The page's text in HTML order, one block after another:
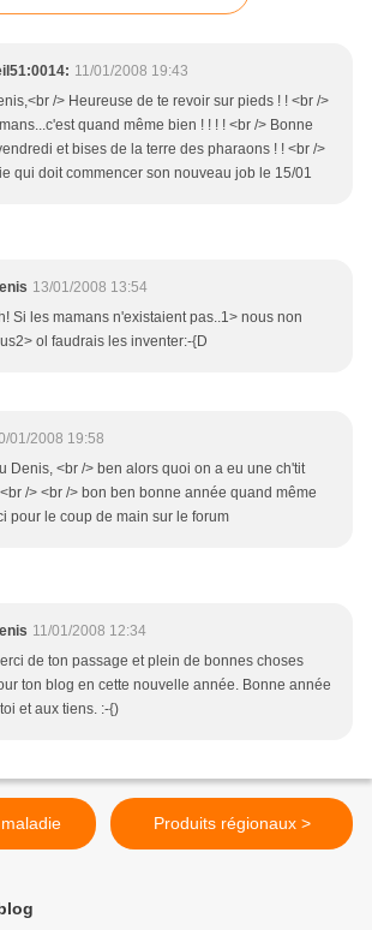
11/01/2008 19:43
/> Heureuse de te revoir sur pieds ! ! <br />
quand même bien ! ! ! ! <br /> Bonne
et bises de la terre des pharaons ! ! <br />
qui doit commencer son nouveau job le 15/01
13/01/2008 13:54
Si les mamans n'existaient pas..1> nous non
ol faudrais les inventer:-{D
01/2008 19:58
Denis, <br /> ben alors quoi on a eu une ch'tit
/> <br /> bon ben bonne année quand même
pour le coup de main sur le forum
11/01/2008 12:34
de ton passage et plein de bonnes choses
ton blog en cette nouvelle année. Bonne année
et aux tiens. :-{)
maladie Produits régionaux >